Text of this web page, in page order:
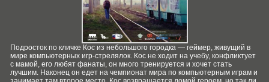
Подросток по кличке Кос из небольшого городка — геймер, живущий в
мире компьютерных игр-стрелялок. Кос не ходит на учебу, конфликтует
с мамой, его любят фанаты, он много тренируется и хочет стать
лучшим. Наконец он едет на чемпионат мира по компьютерным играм и